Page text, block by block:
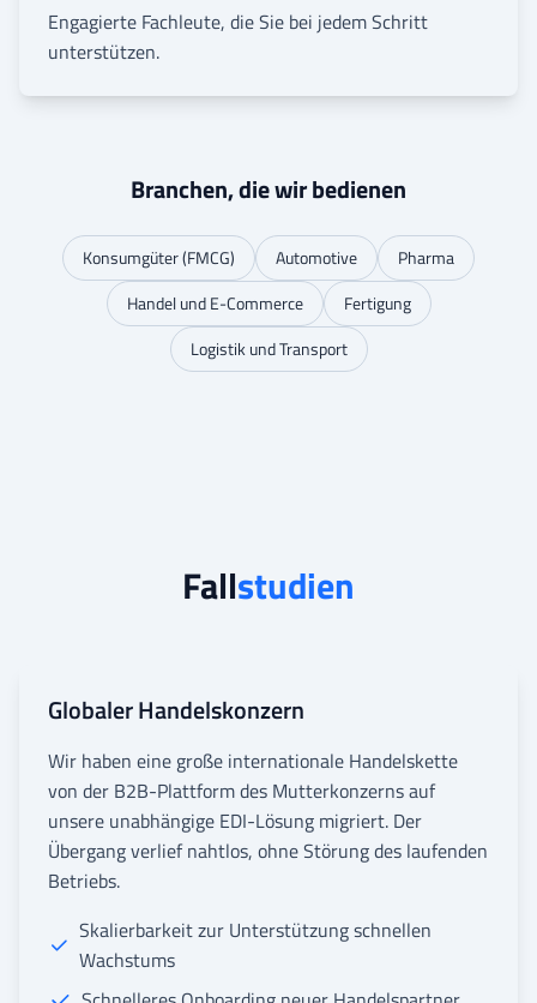
Engagierte Fachleute, die Sie bei jedem Schritt
unterstützen.
Branchen, die wir bedienen
Konsumgüter (FMCG) Automotive
Pharma
Handel und E-Commerce
Fertigung
Logistik und Transport
Fallstudien
Globaler Handelskonzern
Wir haben eine große internationale Handelskette
von der B2B-Plattform des Mutterkonzerns auf
unsere unabhängige EDI-Lösung migriert. Der
Übergang verlief nahtlos, ohne Störung des laufenden
Betriebs.
Skalierbarkeit zur Unterstützung schnellen
Wachstums